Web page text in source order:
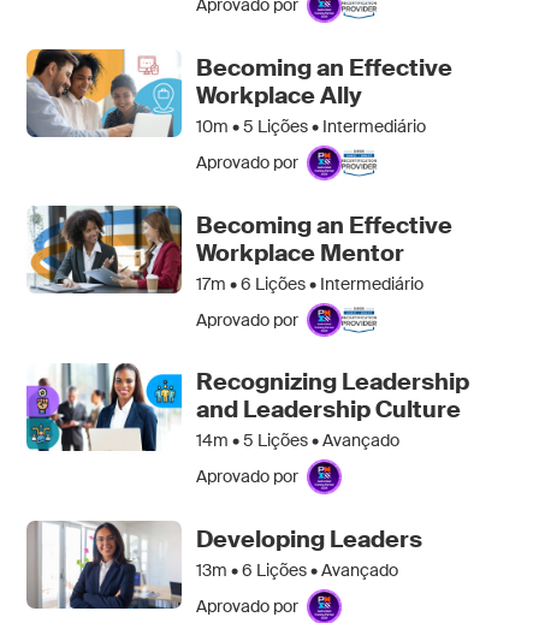
Aprovado por
Becoming an Effective
Workplace Ally
10m •5 Lições • Intermediário
Aprovado por
Becoming an Effective
Workplace Mentor
17m •6 Lições • Intermediário
Aprovado por
Recognizing Leadership
and Leadership Culture
14m •5 Lições • Avançado
Aprovado por
Developing Leaders
13m •6 Lições • Avançado
Aprovado por